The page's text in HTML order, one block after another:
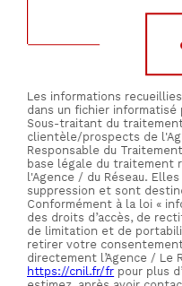
Les informations
dans un fichier informatisé
Sous-traitant du
clientèle/prospects de
Responsable du
base légale du traitement
l'Agence / du Réseau.
suppression et sont
Conformément à la loi «
des droits d’accès, de
de limitation et de
retirer votre
directement l’Agence / Le
https://cnil.fr/frpour plus